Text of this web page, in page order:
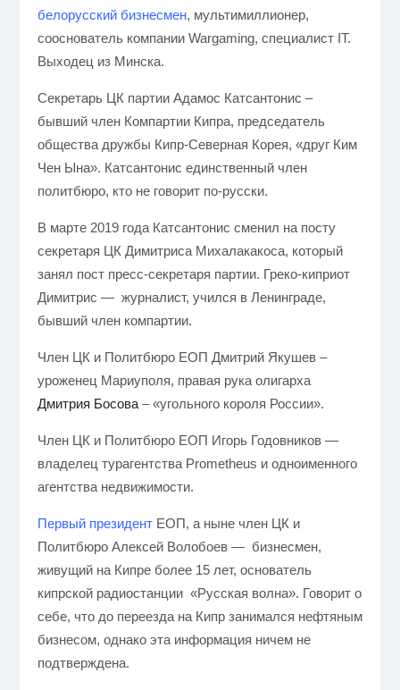
белорусский бизнесмен, мультимиллионер,
сооснователь компании Wargaming, специалист IT.
Выходец из Минска.
Секретарь ЦК партии Адамос Катсантонис –
бывший член Компартии Кипра, председатель
общества дружбы Кипр-Северная Корея, «друг Ким
Чен Ына». Катсантонис единственный член
политбюро, кто не говорит по-русски.
В марте 2019 года Катсантонис сменил на посту
секретаря ЦК Димитриса Михалакакоса, который
занял пост пресс-секретаря партии. Греко-киприот
Димитрис — журналист, учился в Ленинграде,
бывший член компартии.
Член ЦК и Политбюро ЕОП Дмитрий Якушев –
уроженец Мариуполя, правая рука олигарха
Дмитрия Босова – «угольного короля России».
Член ЦК и Политбюро ЕОП Игорь Годовников —
владелец турагентства Prometheus и одноименного
агентства недвижимости.
Первый президентEOП, а ныне член ЦК и
Политбюро Алексей Волобоев — бизнесмен,
живущий на Кипре более 15 лет, основатель
кипрской радиостанции «Русская волна». Говорит о
себе, что до переезда на Кипр занимался нефтяным
бизнесом, однако эта информация ничем не
подтверждена.